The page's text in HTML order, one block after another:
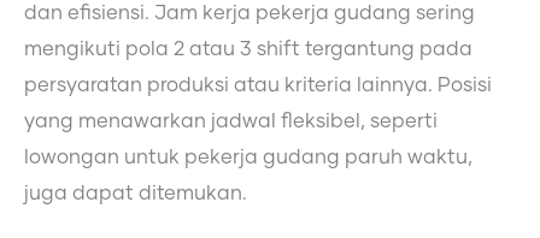
dan efisiensi. Jam kerja pekerja gudang sering
mengikuti pola 2 atau 3 shift tergantung pada
persyaratan produksi atau kriteria lainnya. Posisi
yang menawarkan jadwal fleksibel, seperti
lowongan untuk pekerja gudang paruh waktu,
juga dapat ditemukan.